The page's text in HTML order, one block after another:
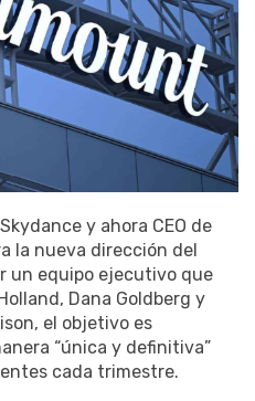
y ahora CEO de
la nueva dirección del
un equipo ejecutivo que
Dana Goldberg y
el objetivo es
“única y definitiva”
cada trimestre.